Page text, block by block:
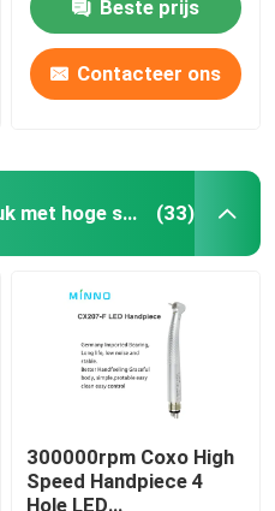
snelheidBeste prijs
Contacteer ons
Tandheelkundig handstuk met hoge snelheid (33)
300000rpm Coxo High
Speed Handpiece 4
Hole LED